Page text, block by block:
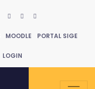
MOODLE PORTAL SIGE
LOGIN